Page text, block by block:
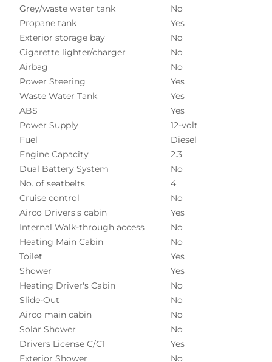
Grey/waste water tank
No
Propane tank
Yes
Exterior storage bay
No
Cigarette lighter/charger
No
Airbag
No
Power Steering
Yes
Waste Water Tank
Yes
ABS
Yes
Power Supply
12-volt
Fuel
Diesel
Engine Capacity
2.3
Dual Battery System
No
No. of seatbelts
4
Cruise control
No
Airco Drivers's cabin
Yes
Internal Walk-through access
No
Heating Main Cabin
No
Toilet
Yes
Shower
Yes
Heating Driver's Cabin
No
Slide-Out
No
Airco main cabin
No
Solar Shower
No
Drivers License C/C1
Yes
Exterior Shower
No